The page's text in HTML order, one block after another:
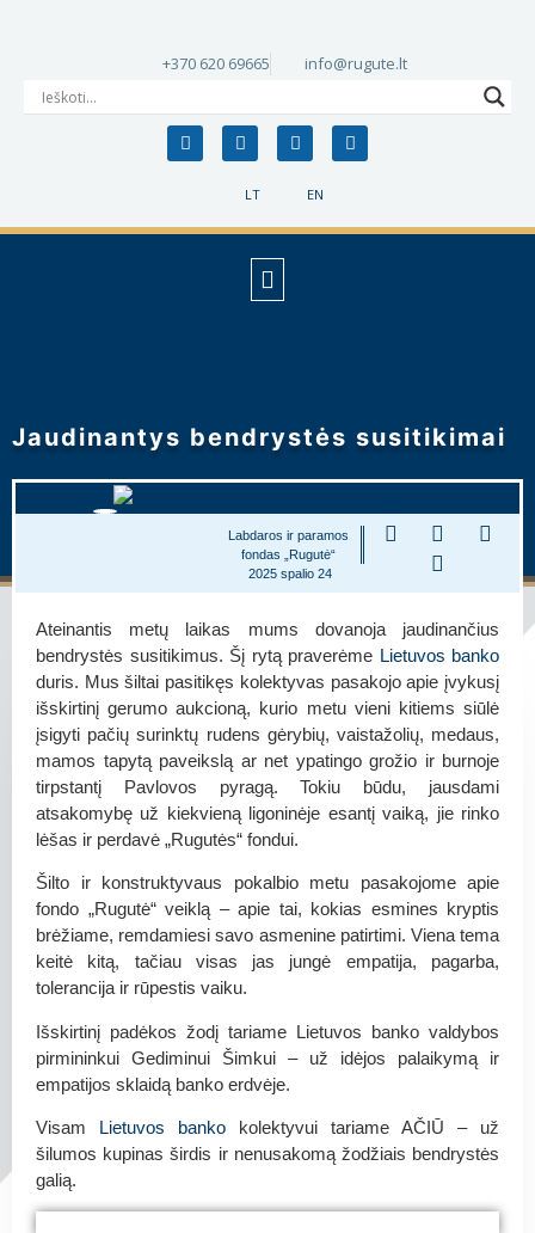
LT EN
+370 620 69665 info@rugute.lt
Jaudinantys bendrystės susitikimai
Labdaros ir paramos
fondas „Rugutė“
2025 spalio 24
Ateinantis metų laikas mums dovanoja jaudinančius
bendrystės susitikimus. Šį rytą praverėme Lietuvos banko
duris. Mus šiltai pasitikęs kolektyvas pasakojo apie įvykusį
išskirtinį gerumo aukcioną, kurio metu vieni kitiems siūlė
įsigyti pačių surinktų rudens gėrybių, vaistažolių, medaus,
mamos tapytą paveikslą ar net ypatingo grožio ir burnoje
tirpstantį Pavlovos pyragą. Tokiu būdu, jausdami
atsakomybę už kiekvieną ligoninėje esantį vaiką, jie rinko
lėšas ir perdavė „Rugutės“ fondui.
Šilto ir konstruktyvaus pokalbio metu pasakojome apie
fondo „Rugutė“ veiklą – apie tai, kokias esmines kryptis
brėžiame, remdamiesi savo asmenine patirtimi. Viena tema
keitė kitą, tačiau visas jas jungė empatija, pagarba,
tolerancija ir rūpestis vaiku.
Išskirtinį padėkos žodį tariame Lietuvos banko valdybos
pirmininkui Gediminui Šimkui – už idėjos palaikymą ir
empatijos sklaidą banko erdvėje.
Visam Lietuvos banko kolektyvui tariame AČIŪ – už
šilumos kupinas širdis ir nenusakomą žodžiais bendrystės
galią.